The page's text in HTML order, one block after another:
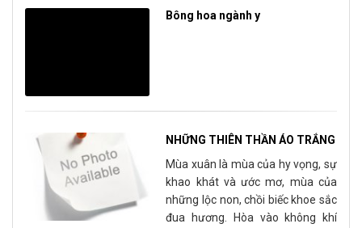
Bông hoa ngành y
NHỮNG THIÊN THẦN ÁO TRẮNG
Mùa xuân là mùa của hy vọng, sự
khao khát và ước mơ, mùa của
những lộc non, chồi biếc khoe sắc
đua hương. Hòa vào không khí